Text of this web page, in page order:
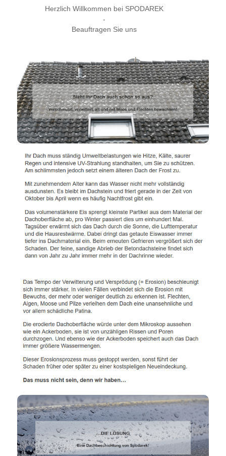
Herzlich Willkommen bei SPODAREK
-
Beauftragen Sie uns